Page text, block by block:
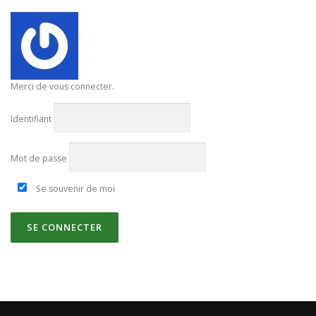
Merci de vous connecter.
Identifiant
Mot de passe
Se souvenir de moi